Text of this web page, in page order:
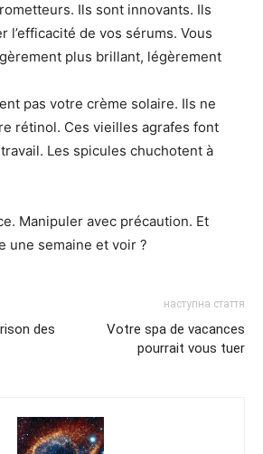
Ils sont innovants. Ils
l’efficacité de vos sérums. Vous
plus brillant, légèrement
pas votre crème solaire. Ils ne
rétinol. Ces vieilles agrafes font
Les spicules chuchotent à
Manipuler avec précaution. Et
une semaine et voir ?
des
наступна стаття
Votre spa de vacances
pourrait vous tuer